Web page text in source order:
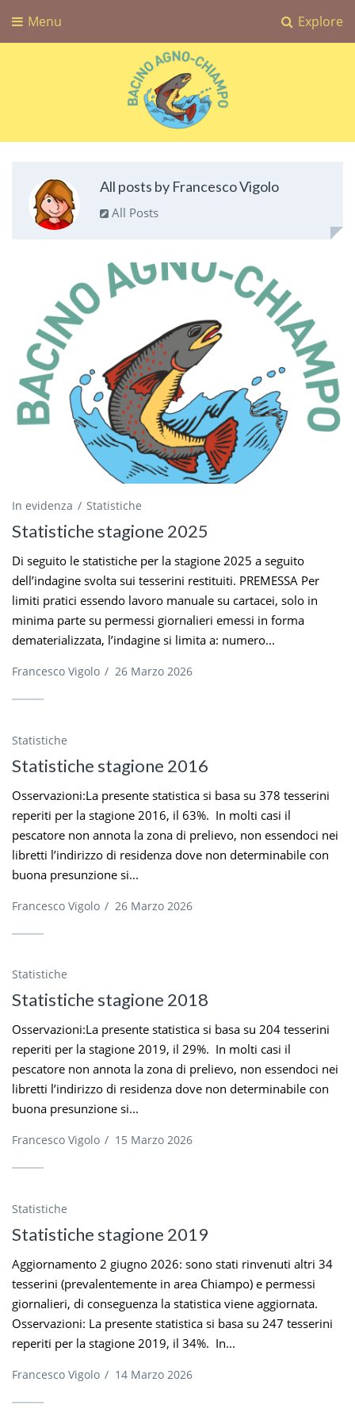
Explore
Menu
Bacino Agno-Chiampo
All posts by Francesco Vigolo
All Posts
In evidenza Statistiche
Statistiche stagione 2025
Di seguito le statistiche per la stagione 2025 a seguito
dell’indagine svolta sui tesserini restituiti. PREMESSA Per
limiti pratici essendo lavoro manuale su cartacei, solo in
minima parte su permessi giornalieri emessi in forma
dematerializzata, l’indagine si limita a: numero...
Francesco Vigolo / 26 Marzo 2026
Statistiche
Statistiche stagione 2016
Osservazioni:La presente statistica si basa su 378 tesserini
reperiti per la stagione 2016, il 63%. In molti casi il
pescatore non annota la zona di prelievo, non essendoci nei
libretti l’indirizzo di residenza dove non determinabile con
buona presunzione si...
Francesco Vigolo / 26 Marzo 2026
Statistiche
Statistiche stagione 2018
Osservazioni:La presente statistica si basa su 204 tesserini
reperiti per la stagione 2019, il 29%. In molti casi il
pescatore non annota la zona di prelievo, non essendoci nei
libretti l’indirizzo di residenza dove non determinabile con
buona presunzione si...
Francesco Vigolo / 15 Marzo 2026
Statistiche
Statistiche stagione 2019
Aggiornamento 2 giugno 2026: sono stati rinvenuti altri 34
tesserini (prevalentemente in area Chiampo) e permessi
giornalieri, di conseguenza la statistica viene aggiornata.
Osservazioni: La presente statistica si basa su 247 tesserini
reperiti per la stagione 2019, il 34%. In...
Francesco Vigolo / 14 Marzo 2026